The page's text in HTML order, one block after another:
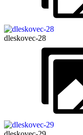
dleskovec-28